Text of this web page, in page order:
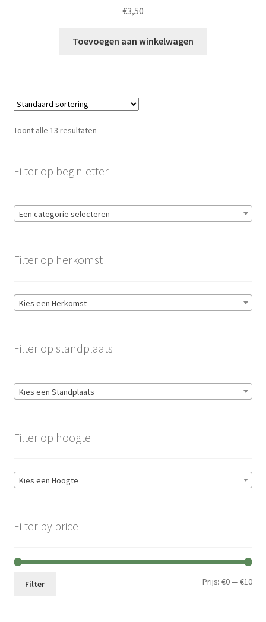
€3,50
Toevoegen aan winkelwagen
Toont alle 13 resultaten
Filter op beginletter
Een categorie selecteren
Filter op herkomst
Kies een Herkomst
Filter op standplaats
Kies een Standplaats
Filter op hoogte
Kies een Hoogte
Filter by price
Min.
Filter Prijs:€0—€10